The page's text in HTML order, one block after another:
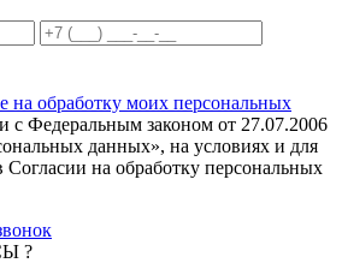
на обработку моих персональных
с Федеральным законом от 27.07.2006
данных», на условиях и для
на обработку персональных
?